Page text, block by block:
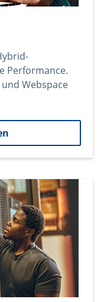
Performance.
Webspace